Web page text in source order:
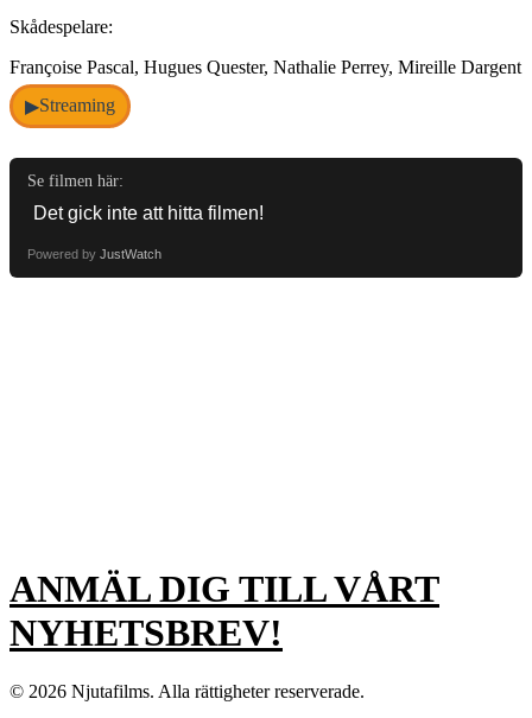
Skådespelare:
Françoise Pascal, Hugues Quester, Nathalie Perrey, Mireille Dargent
▶Streaming
Se filmen här:
Powered by JustWatch
ANMÄL DIG TILL VÅRT
NYHETSBREV!
© 2026 Njutafilms. Alla rättigheter reserverade.